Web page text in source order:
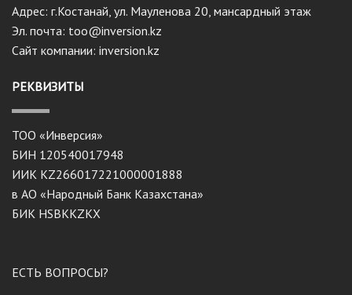
Адрес: г.Костанай, ул. Мауленова 20, мансардный этаж
Эл. почта: too@inversion.kz
Сайт компании: inversion.kz
РЕКВИЗИТЫ
ТОО «Инверсия»
БИН 120540017948
ИИК KZ266017221000001888
в АО «Народный Банк Казахстана»
БИК HSBKKZKX
ЕСТЬ ВОПРОСЫ?